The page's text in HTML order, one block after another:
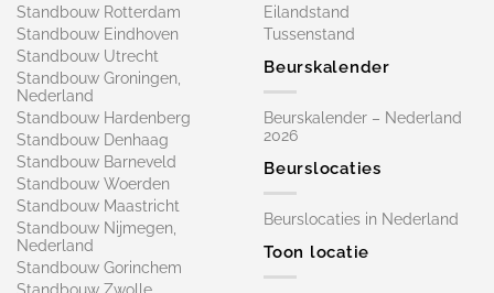
Standbouw Rotterdam
Standbouw Eindhoven
Standbouw Utrecht
Standbouw Groningen,
Nederland
Standbouw Hardenberg
Standbouw Denhaag
Standbouw Barneveld
Standbouw Woerden
Standbouw Maastricht
Standbouw Nijmegen,
Nederland
Standbouw Gorinchem
Standbouw Zwolle
Eilandstand
Tussenstand
Beurskalender
Beurskalender – Nederland
2026
Beurslocaties
Beurslocaties in Nederland
Toon locatie